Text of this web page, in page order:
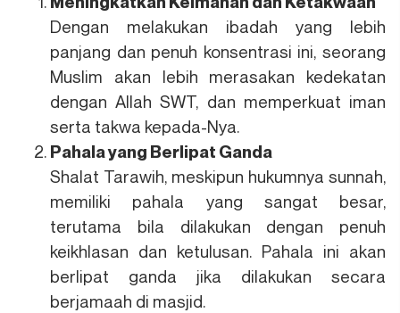
Dengan melakukan ibadah yang lebih
panjang dan penuh konsentrasi ini, seorang
Muslim akan lebih merasakan kedekatan
dengan Allah SWT, dan memperkuat iman
serta takwa kepada-Nya.
Pahala yang Berlipat Ganda
Shalat Tarawih, meskipun hukumnya sunnah,
memiliki pahala yang sangat besar,
terutama bila dilakukan dengan penuh
keikhlasan dan ketulusan. Pahala ini akan
berlipat ganda jika dilakukan secara
berjamaah di masjid.